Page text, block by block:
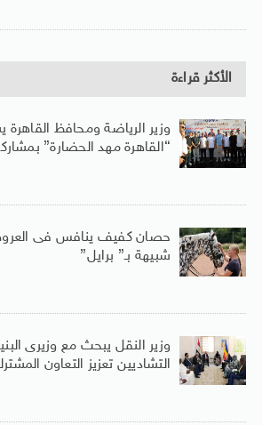
الأكثر قراءة
وزير الرياضة ومحافظ القاهرة
“القاهرة مهد الحضارة” بمشاركة 7000
حصان كفيف ينافس فى
شبيهة بـ” برايل”
وزير النقل يبحث مع وزيرى
التشاديين تعزيز التعاون